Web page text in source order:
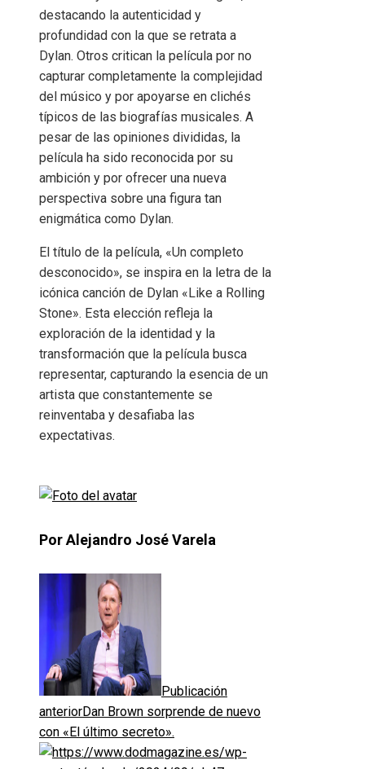
destacando la autenticidad y
profundidad con la que se retrata a
Dylan. Otros critican la película por no
capturar completamente la complejidad
del músico y por apoyarse en clichés
típicos de las biografías musicales. A
pesar de las opiniones divididas, la
película ha sido reconocida por su
ambición y por ofrecer una nueva
perspectiva sobre una figura tan
enigmática como Dylan.
El título de la película, «Un completo
desconocido», se inspira en la letra de la
icónica canción de Dylan «Like a Rolling
Stone». Esta elección refleja la
exploración de la identidad y la
transformación que la película busca
representar, capturando la esencia de un
artista que constantemente se
reinventaba y desafiaba las
expectativas.
Por Alejandro José Varela
Publicación
anteriorDan Brown sorprende de nuevo
con «El último secreto».